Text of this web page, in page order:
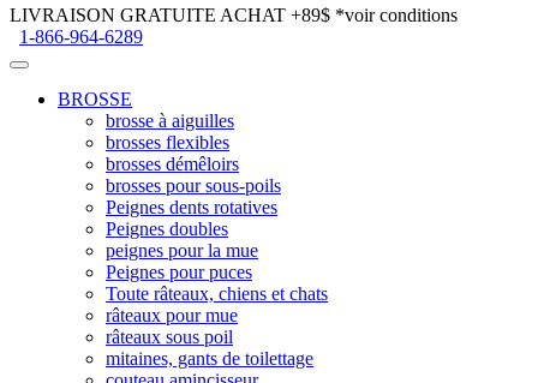
LIVRAISON GRATUITE ACHAT +89$ *voir conditions
1-866-964-6289
BROSSE
brosse à aiguilles
brosses flexibles
brosses démêloirs
brosses pour sous-poils
Peignes dents rotatives
Peignes doubles
peignes pour la mue
Peignes pour puces
Toute râteaux, chiens et chats
râteaux pour mue
râteaux sous poil
mitaines, gants de toilettage